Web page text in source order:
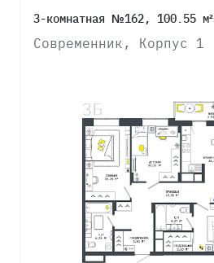
3-комнатная №162, 100.55 м²
Современник, Корпус 1